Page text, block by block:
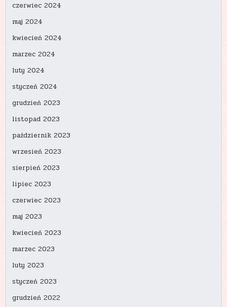
czerwiec 2024
maj 2024
kwiecień 2024
marzec 2024
luty 2024
styczeń 2024
grudzień 2023
listopad 2023
październik 2023
wrzesień 2023
sierpień 2023
lipiec 2023
czerwiec 2023
maj 2023
kwiecień 2023
marzec 2023
luty 2023
styczeń 2023
grudzień 2022